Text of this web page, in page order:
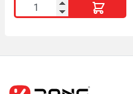
quantité
de
LASER